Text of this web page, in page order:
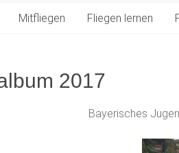
Mitfliegen Fliegen lernen
2017
Bayerisches